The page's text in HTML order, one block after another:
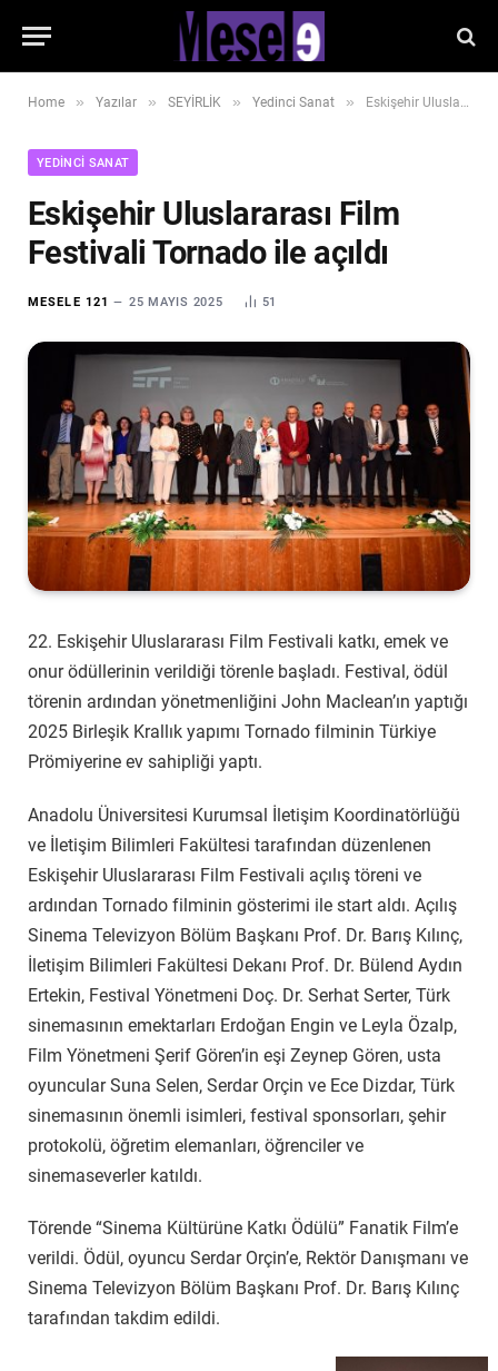
Home » Yazılar » SEYİRLİK » Yedinci Sanat » Eskişehir Uluslararası Film Festivali Tornado ile açıldı
YEDINCI SANAT
Eskişehir Uluslararası Film
Festivali Tornado ile açıldı
MESELE 121 25 MAYIS 2025 51
22. Eskişehir Uluslararası Film Festivali katkı, emek ve
onur ödüllerinin verildiği törenle başladı. Festival, ödül
törenin ardından yönetmenliğini John Maclean’ın yaptığı
2025 Birleşik Krallık yapımı Tornado filminin Türkiye
Prömiyerine ev sahipliği yaptı.
Anadolu Üniversitesi Kurumsal İletişim Koordinatörlüğü
ve İletişim Bilimleri Fakültesi tarafından düzenlenen
Eskişehir Uluslararası Film Festivali açılış töreni ve
ardından Tornado filminin gösterimi ile start aldı. Açılış
Sinema Televizyon Bölüm Başkanı Prof. Dr. Barış Kılınç,
İletişim Bilimleri Fakültesi Dekanı Prof. Dr. Bülend Aydın
Ertekin, Festival Yönetmeni Doç. Dr. Serhat Serter, Türk
sinemasının emektarları Erdoğan Engin ve Leyla Özalp,
Film Yönetmeni Şerif Gören’in eşi Zeynep Gören, usta
oyuncular Suna Selen, Serdar Orçin ve Ece Dizdar, Türk
sinemasının önemli isimleri, festival sponsorları, şehir
protokolü, öğretim elemanları, öğrenciler ve
sinemaseverler katıldı.
Törende “Sinema Kültürüne Katkı Ödülü” Fanatik Film’e
verildi. Ödül, oyuncu Serdar Orçin’e, Rektör Danışmanı ve
Sinema Televizyon Bölüm Başkanı Prof. Dr. Barış Kılınç
tarafından takdim edildi.